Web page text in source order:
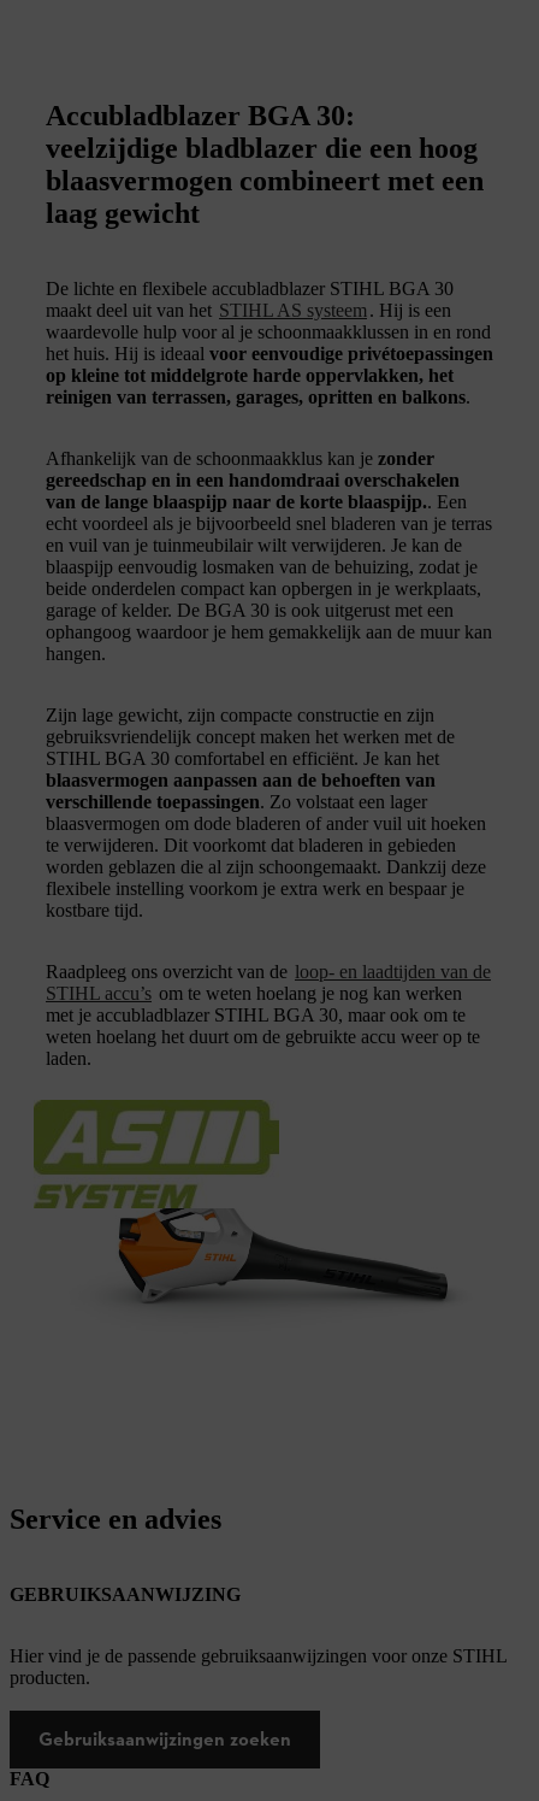
Accubladblazer BGA 30:
veelzijdige bladblazer die een hoog
blaasvermogen combineert met een
laag gewicht
De lichte en flexibele accubladblazer STIHL BGA 30
maakt deel uit van het STIHL AS systeem . Hij is een
waardevolle hulp voor al je schoonmaakklussen in en rond
het huis. Hij is ideaal voor eenvoudige privétoepassingen
op kleine tot middelgrote harde oppervlakken, het
reinigen van terrassen, garages, opritten en balkons.
Afhankelijk van de schoonmaakklus kan je zonder
gereedschap en in een handomdraai overschakelen
van de lange blaaspijp naar de korte blaaspijp.. Een
echt voordeel als je bijvoorbeeld snel bladeren van je terras
en vuil van je tuinmeubilair wilt verwijderen. Je kan de
blaaspijp eenvoudig losmaken van de behuizing, zodat je
beide onderdelen compact kan opbergen in je werkplaats,
garage of kelder. De BGA 30 is ook uitgerust met een
ophangoog waardoor je hem gemakkelijk aan de muur kan
hangen.
Zijn lage gewicht, zijn compacte constructie en zijn
gebruiksvriendelijk concept maken het werken met de
STIHL BGA 30 comfortabel en efficiënt. Je kan het
blaasvermogen aanpassen aan de behoeften van
verschillende toepassingen. Zo volstaat een lager
blaasvermogen om dode bladeren of ander vuil uit hoeken
te verwijderen. Dit voorkomt dat bladeren in gebieden
worden geblazen die al zijn schoongemaakt. Dankzij deze
flexibele instelling voorkom je extra werk en bespaar je
kostbare tijd.
Raadpleeg ons overzicht van de loop- en laadtijden van de
STIHL accu’s om te weten hoelang je nog kan werken
met je accubladblazer STIHL BGA 30, maar ook om te
weten hoelang het duurt om de gebruikte accu weer op te
laden.
Service en advies
GEBRUIKSAANWIJZING
Hier vind je de passende gebruiksaanwijzingen voor onze STIHL
producten.
Gebruiksaanwijzingen zoeken
FAQ